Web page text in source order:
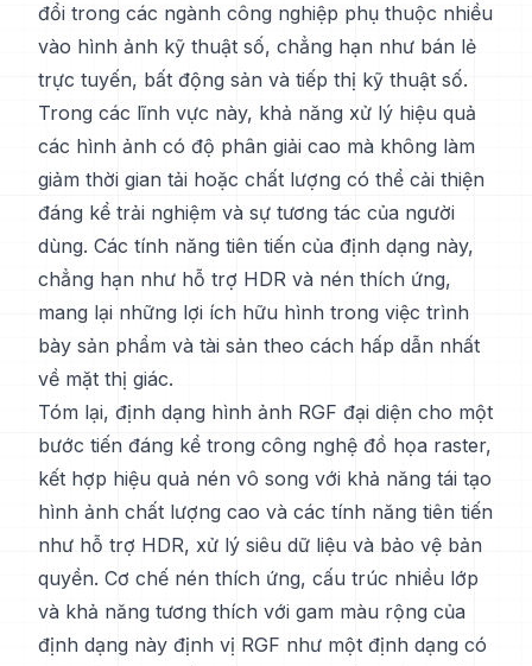
đổi trong các ngành công nghiệp phụ thuộc nhiều
vào hình ảnh kỹ thuật số, chẳng hạn như bán lẻ
trực tuyến, bất động sản và tiếp thị kỹ thuật số.
Trong các lĩnh vực này, khả năng xử lý hiệu quả
các hình ảnh có độ phân giải cao mà không làm
giảm thời gian tải hoặc chất lượng có thể cải thiện
đáng kể trải nghiệm và sự tương tác của người
dùng. Các tính năng tiên tiến của định dạng này,
chẳng hạn như hỗ trợ HDR và nén thích ứng,
mang lại những lợi ích hữu hình trong việc trình
bày sản phẩm và tài sản theo cách hấp dẫn nhất
về mặt thị giác.
Tóm lại, định dạng hình ảnh RGF đại diện cho một
bước tiến đáng kể trong công nghệ đồ họa raster,
kết hợp hiệu quả nén vô song với khả năng tái tạo
hình ảnh chất lượng cao và các tính năng tiên tiến
như hỗ trợ HDR, xử lý siêu dữ liệu và bảo vệ bản
quyền. Cơ chế nén thích ứng, cấu trúc nhiều lớp
và khả năng tương thích với gam màu rộng của
định dạng này định vị RGF như một định dạng có